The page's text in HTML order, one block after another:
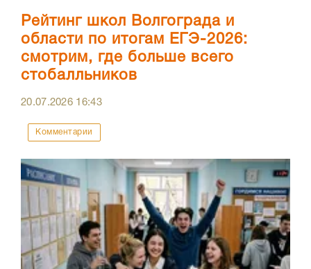
Рейтинг школ Волгограда и
области по итогам ЕГЭ-2026:
смотрим, где больше всего
стобалльников
20.07.2026 16:43
Комментарии